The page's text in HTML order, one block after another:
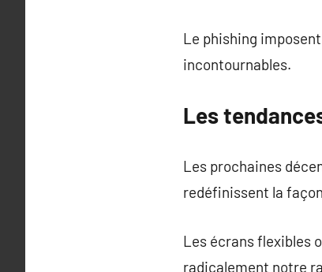
Le phishing
incontournables.
Les
Les prochaines
redéfinissent la
Les écrans flexibles
radicalement notre